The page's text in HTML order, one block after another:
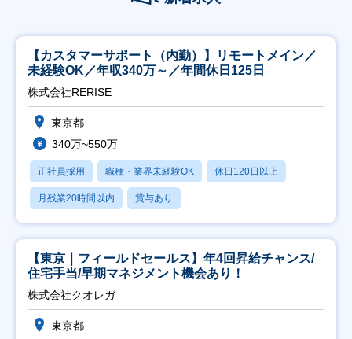
【カスタマーサポート（内勤）】リモートメイン／
未経験OK／年収340万～／年間休日125日
株式会社RERISE
東京都
340万~550万
正社員採用 職種・業界未経験OK 休日120日以上
月残業20時間以内 賞与あり
【東京｜フィールドセールス】年4回昇給チャンス/
住宅手当/早期マネジメント機会あり！
株式会社クオレガ
東京都